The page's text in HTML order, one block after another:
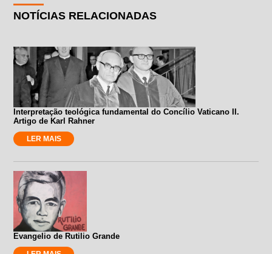
NOTÍCIAS RELACIONADAS
Interpretação teológica fundamental do Concílio Vaticano II.
Artigo de Karl Rahner
LER MAIS
Evangelio de Rutilio Grande